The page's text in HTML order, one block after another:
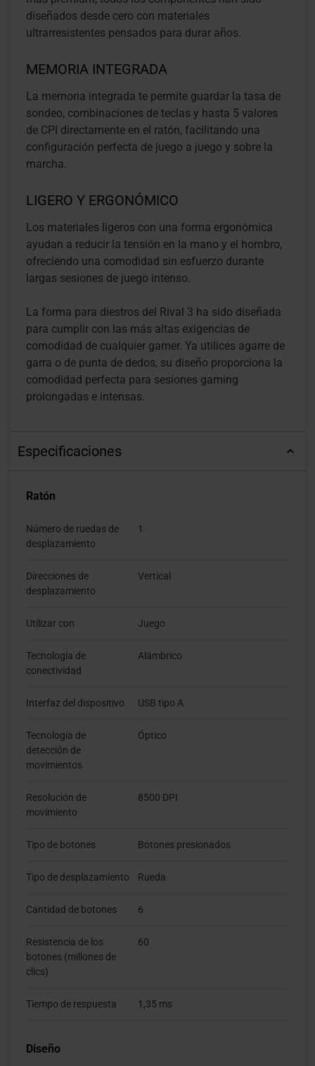
diseñados desde cero con materiales
ultrarresistentes pensados para durar años.
MEMORIA INTEGRADA
La memoria integrada te permite guardar la tasa de
sondeo, combinaciones de teclas y hasta 5 valores
de CPI directamente en el ratón, facilitando una
configuración perfecta de juego a juego y sobre la
marcha.
LIGERO Y ERGONÓMICO
Los materiales ligeros con una forma ergonómica
ayudan a reducir la tensión en la mano y el hombro,
ofreciendo una comodidad sin esfuerzo durante
largas sesiones de juego intenso.
La forma para diestros del Rival 3 ha sido diseñada
para cumplir con las más altas exigencias de
comodidad de cualquier gamer. Ya utilices agarre de
garra o de punta de dedos, su diseño proporciona la
comodidad perfecta para sesiones gaming
prolongadas e intensas.
Especificaciones
Ratón
Número de ruedas de
desplazamiento
1
Direcciones de
desplazamiento
Vertical
Utilizar con Juego
Tecnología de
conectividad
Alámbrico
Interfaz del dispositivo USB tipo A
Tecnología de
detección de
movimientos
Óptico
Resolución de
movimiento
8500 DPI
Tipo de botones Botones presionados
Tipo de desplazamiento Rueda
Cantidad de botones 6
Resistencia de los
botones (millones de
clics)
60
Tiempo de respuesta 1,35 ms
Diseño